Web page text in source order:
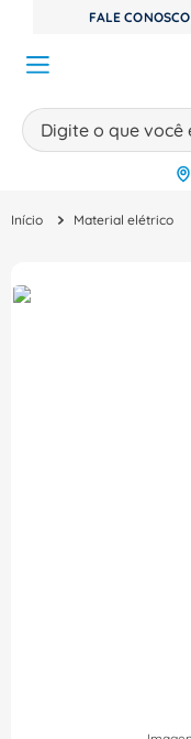
FALE CONOSCO
Digite o que você
Material elétrico
TERMOS MAIS
º disjuntor